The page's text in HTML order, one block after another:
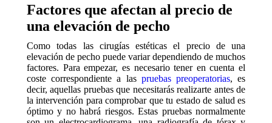
Factores que afectan al precio de
una elevación de pecho
Como todas las cirugías estéticas el precio de una
elevación de pecho puede variar dependiendo de muchos
factores. Para empezar, es necesario tener en cuenta el
coste correspondiente a las pruebas preoperatorias, es
decir, aquellas pruebas que necesitarás realizarte antes de
la intervención para comprobar que tu estado de salud es
óptimo y no habrá riesgos. Estas pruebas normalmente